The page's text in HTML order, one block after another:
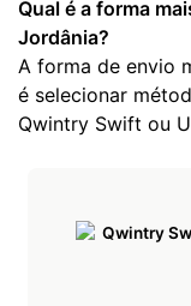
Qual é a forma
Jordânia?
A forma de envio
é selecionar
Qwintry Swift ou